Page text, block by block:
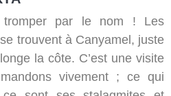
par le nom ! Les
trouvent à Canyamel, juste
la côte. C’est une visite
vivement ; ce qui